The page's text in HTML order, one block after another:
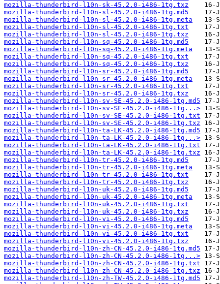
mozilla-thunderbird-l10n-sk-45.2.0-i486-1tg.txz
mozilla-thunderbird-l10n-sl-45.2.0-i486-1tg.md5
mozilla-thunderbird-l10n-sl-45.2.0-i486-1tg.meta
mozilla-thunderbird-l10n-sl-45.2.0-i486-1tg.txt
mozilla-thunderbird-l10n-sl-45.2.0-i486-1tg.txz
mozilla-thunderbird-l10n-sq-45.2.0-i486-1tg.md5
mozilla-thunderbird-l10n-sq-45.2.0-i486-1tg.meta
mozilla-thunderbird-l10n-sq-45.2.0-i486-1tg.txt
mozilla-thunderbird-l10n-sq-45.2.0-i486-1tg.txz
mozilla-thunderbird-l10n-sr-45.2.0-i486-1tg.md5
mozilla-thunderbird-l10n-sr-45.2.0-i486-1tg.meta
mozilla-thunderbird-l10n-sr-45.2.0-i486-1tg.txt
mozilla-thunderbird-l10n-sr-45.2.0-i486-1tg.txz
mozilla-thunderbird-l10n-sv-SE-45.2.0-i486-1tg.md5
mozilla-thunderbird-l10n-sv-SE-45.2.0-i486-1tg...>
mozilla-thunderbird-l10n-sv-SE-45.2.0-i486-1tg.txt
mozilla-thunderbird-l10n-sv-SE-45.2.0-i486-1tg.txz
mozilla-thunderbird-l10n-ta-LK-45.2.0-i486-1tg.md5
mozilla-thunderbird-l10n-ta-LK-45.2.0-i486-1tg...>
mozilla-thunderbird-l10n-ta-LK-45.2.0-i486-1tg.txt
mozilla-thunderbird-l10n-ta-LK-45.2.0-i486-1tg.txz
mozilla-thunderbird-l10n-tr-45.2.0-i486-1tg.md5
mozilla-thunderbird-l10n-tr-45.2.0-i486-1tg.meta
mozilla-thunderbird-l10n-tr-45.2.0-i486-1tg.txt
mozilla-thunderbird-l10n-tr-45.2.0-i486-1tg.txz
mozilla-thunderbird-l10n-uk-45.2.0-i486-1tg.md5
mozilla-thunderbird-l10n-uk-45.2.0-i486-1tg.meta
mozilla-thunderbird-l10n-uk-45.2.0-i486-1tg.txt
mozilla-thunderbird-l10n-uk-45.2.0-i486-1tg.txz
mozilla-thunderbird-l10n-vi-45.2.0-i486-1tg.md5
mozilla-thunderbird-l10n-vi-45.2.0-i486-1tg.meta
mozilla-thunderbird-l10n-vi-45.2.0-i486-1tg.txt
mozilla-thunderbird-l10n-vi-45.2.0-i486-1tg.txz
mozilla-thunderbird-l10n-zh-CN-45.2.0-i486-1tg.md5
mozilla-thunderbird-l10n-zh-CN-45.2.0-i486-1tg...>
mozilla-thunderbird-l10n-zh-CN-45.2.0-i486-1tg.txt
mozilla-thunderbird-l10n-zh-CN-45.2.0-i486-1tg.txz
mozilla-thunderbird-l10n-zh-TW-45.2.0-i486-1tg.md5